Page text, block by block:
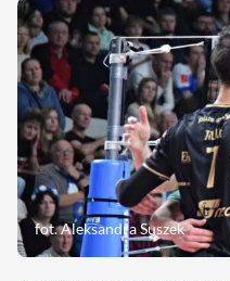
fot. Aleksandra Suszek